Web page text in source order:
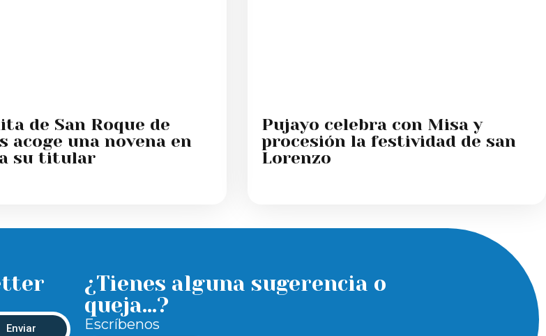
de San Roque de
acoge una novena en
su titular
Pujayo celebra con Misa y
procesión la festividad de san
Lorenzo
Enviar
¿Tienes alguna sugerencia o
queja...?
Escríbenos